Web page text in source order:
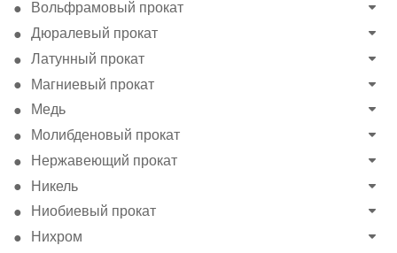
Вольфрамовый прокат
Дюралевый прокат
Латунный прокат
Магниевый прокат
Медь
Молибденовый прокат
Нержавеющий прокат
Никель
Ниобиевый прокат
Нихром